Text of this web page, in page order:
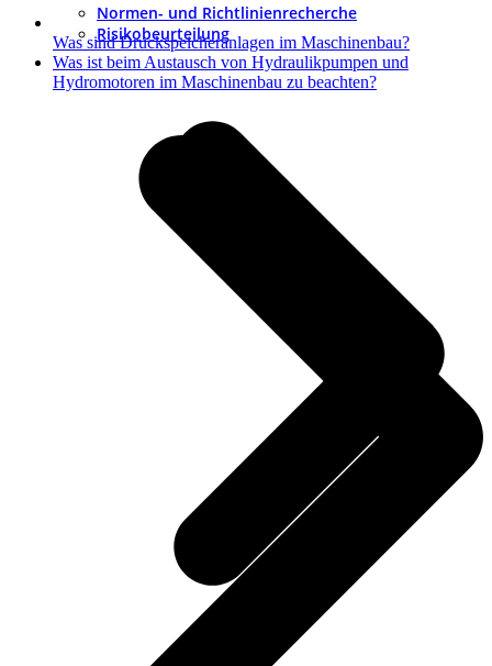
Normen- und Richtlinienrecherche
Risikobeurteilung
Was sind Druckspeicheranlagen im Maschinenbau?
Nächster
Beitrag:
Was ist beim Austausch von Hydraulikpumpen und
Hydromotoren im Maschinenbau zu beachten?